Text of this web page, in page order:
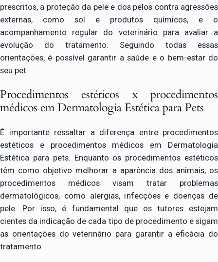
prescritos, a proteção da pele e dos pelos contra agressões
externas, como sol e produtos químicos, e o
acompanhamento regular do veterinário para avaliar a
evolução do tratamento. Seguindo todas essas
orientações, é possível garantir a saúde e o bem-estar do
seu pet.
Procedimentos estéticos x procedimentos
médicos em Dermatologia Estética para Pets
É importante ressaltar a diferença entre procedimentos
estéticos e procedimentos médicos em Dermatologia
Estética para pets. Enquanto os procedimentos estéticos
têm como objetivo melhorar a aparência dos animais, os
procedimentos médicos visam tratar problemas
dermatológicos, como alergias, infecções e doenças de
pele. Por isso, é fundamental que os tutores estejam
cientes da indicação de cada tipo de procedimento e sigam
as orientações do veterinário para garantir a eficácia do
tratamento.